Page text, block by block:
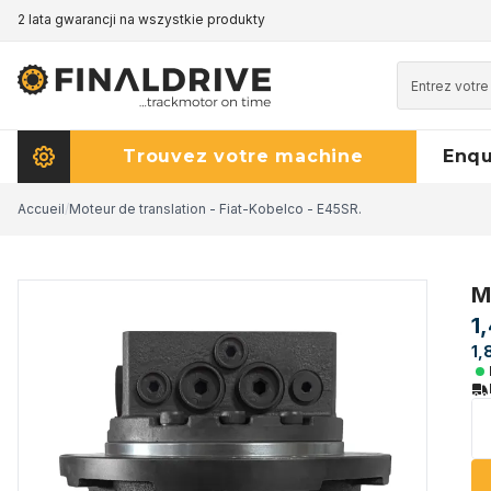
2 lata gwarancji na wszystkie produkty
Trouvez votre machine
Accueil/Moteur de translation - Fiat-Kobelco - E45SR.